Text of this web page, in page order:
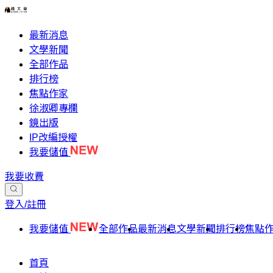
最新消息
文學新聞
全部作品
排行榜
焦點作家
徐淑卿專欄
鏡出版
IP改編授權
我要儲值
我要收費
登入/註冊
我要儲值 全部作品最新消息文學新聞排行榜焦點
首頁